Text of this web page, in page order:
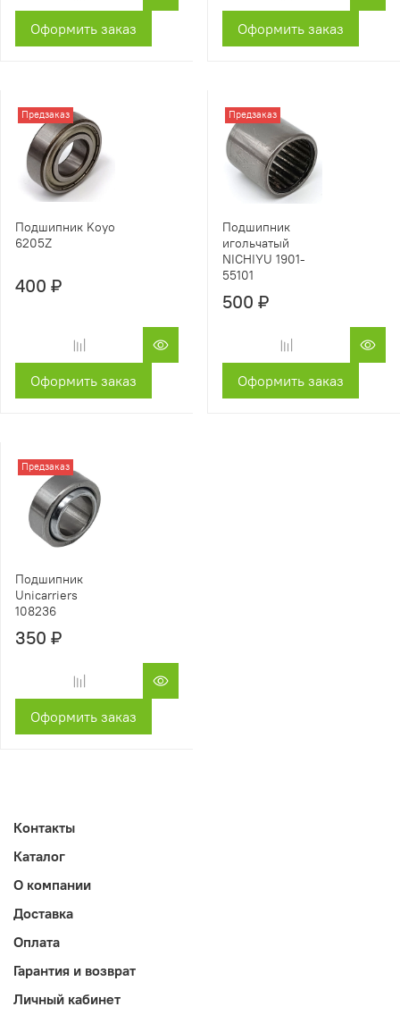
Оформить заказ Оформить заказ
Предзаказ
Подшипник Koyo
6205Z
400 ₽
Оформить заказ
Предзаказ
Подшипник
игольчатый
NICHIYU 1901-
55101
500 ₽
Оформить заказ
Предзаказ
Подшипник
Unicarriers
108236
350 ₽
Оформить заказ
Контакты
Каталог
О компании
Доставка
Оплата
Гарантия и возврат
Личный кабинет